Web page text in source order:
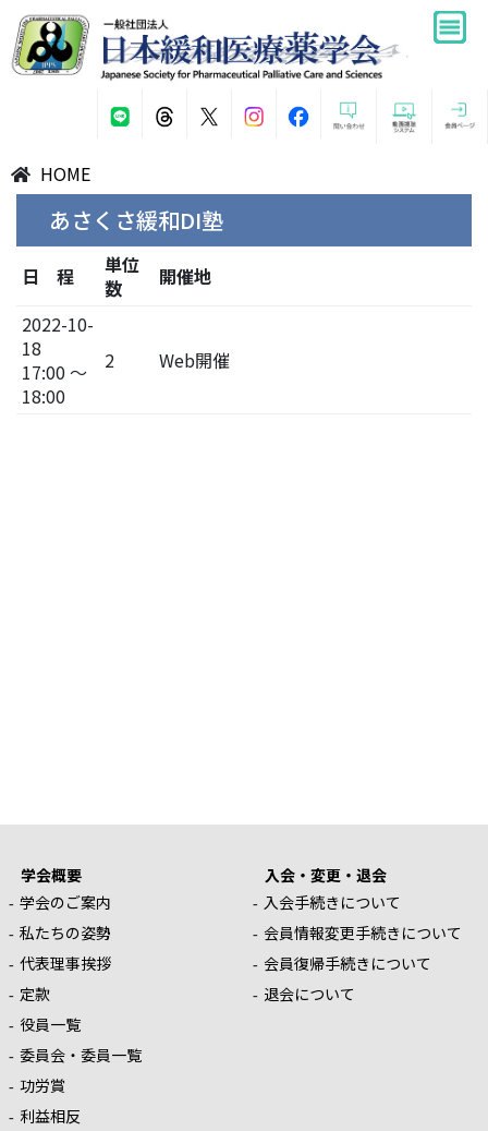
HOME
あさくさ緩和DI塾
日 程
単位
数
開催地
2022-10-
18
17:00 ～
18:00
2 Web開催
学会概要
学会のご案内
私たちの姿勢
代表理事挨拶
定款
役員一覧
委員会・委員一覧
功労賞
利益相反
入会・変更・退会
入会手続きについて
会員情報変更手続きについて
会員復帰手続きについて
退会について